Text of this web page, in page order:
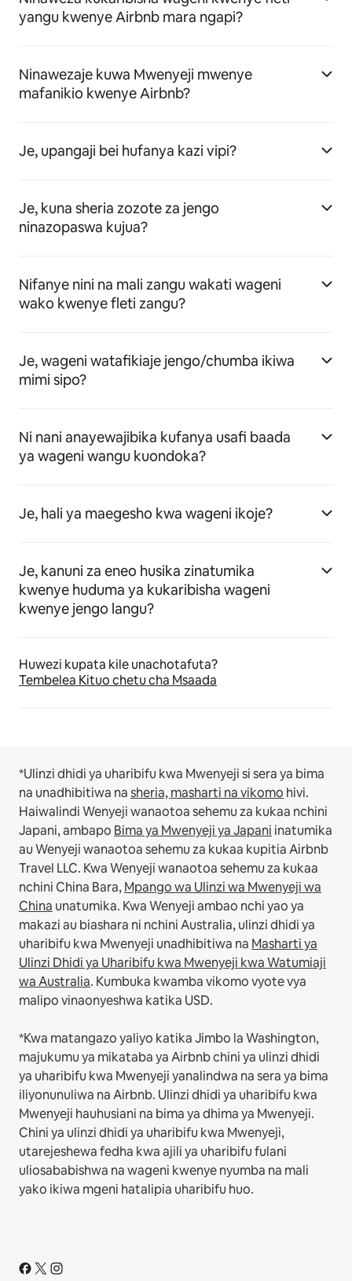
yangu kwenye Airbnb mara ngapi?
Ninawezaje kuwa Mwenyeji mwenye
mafanikio kwenye Airbnb?
Je, upangaji bei hufanya kazi vipi?
Je, kuna sheria zozote za jengo
ninazopaswa kujua?
Nifanye nini na mali zangu wakati wageni
wako kwenye fleti zangu?
Je, wageni watafikiaje jengo/chumba ikiwa
mimi sipo?
Ni nani anayewajibika kufanya usafi baada
ya wageni wangu kuondoka?
Je, hali ya maegesho kwa wageni ikoje?
Je, kanuni za eneo husika zinatumika
kwenye huduma ya kukaribisha wageni
kwenye jengo langu?
Huwezi kupata kile unachotafuta?
Tembelea Kituo chetu cha Msaada
*Ulinzi dhidi ya uharibifu kwa Mwenyeji si sera ya bima
na unadhibitiwa nasheria, masharti na vikomo hivi.
Haiwalindi Wenyeji wanaotoa sehemu za kukaa nchini
Japani, ambapo Bima ya Mwenyeji ya Japani inatumika
au Wenyeji wanaotoa sehemu za kukaa kupitia Airbnb
Travel LLC. Kwa Wenyeji wanaotoa sehemu za kukaa
nchini China Bara,Mpango wa Ulinzi wa Mwenyeji wa
China unatumika. Kwa Wenyeji ambao nchi yao ya
makazi au biashara ni nchini Australia, ulinzi dhidi ya
uharibifu kwa Mwenyeji unadhibitiwa na Masharti ya
Ulinzi Dhidi ya Uharibifu kwa Mwenyeji kwa Watumiaji
wa Australia. Kumbuka kwamba vikomo vyote vya
malipo vinaonyeshwa katika USD.
*Kwa matangazo yaliyo katika Jimbo la Washington,
majukumu ya mikataba ya Airbnb chini ya ulinzi dhidi
ya uharibifu kwa Mwenyeji yanalindwa na sera ya bima
iliyonunuliwa na Airbnb. Ulinzi dhidi ya uharibifu kwa
Mwenyeji hauhusiani na bima ya dhima ya Mwenyeji.
Chini ya ulinzi dhidi ya uharibifu kwa Mwenyeji,
utarejeshewa fedha kwa ajili ya uharibifu fulani
uliosababishwa na wageni kwenye nyumba na mali
yako ikiwa mgeni hatalipia uharibifu huo.